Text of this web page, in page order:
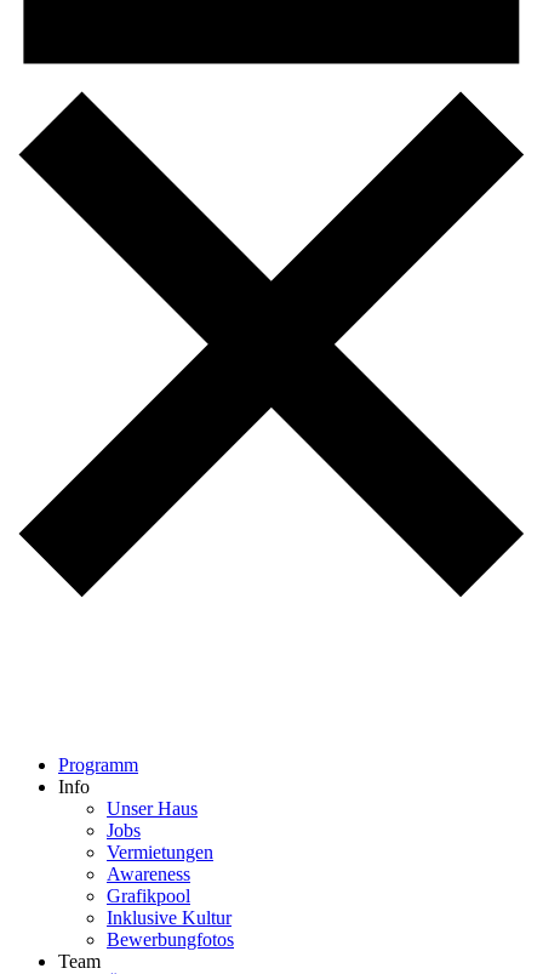
Programm
Info
Unser Haus
Jobs
Vermietungen
Awareness
Grafikpool
Inklusive Kultur
Bewerbungfotos
Team